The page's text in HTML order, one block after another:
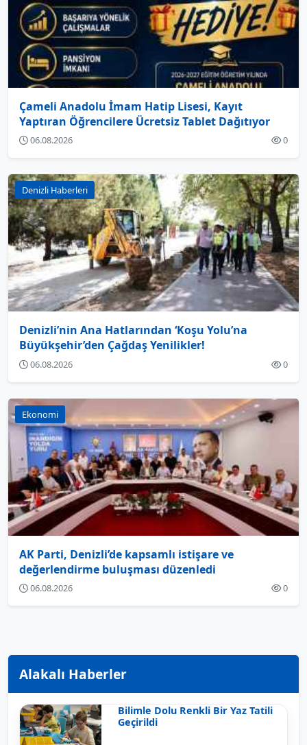
Çameli Anadolu İmam Hatip Lisesi, Kayıt
Yaptıran Öğrencilere Ücretsiz Tablet Dağıtıyor
06.08.2026 0
Denizli Haberleri
Denizli’nin Ana Hatlarından ‘Koşu Yolu’na
Büyükşehir’den Çağdaş Yenilikler!
06.08.2026 0
Ekonomi
AK Parti, Denizli’de kapsamlı istişare ve
değerlendirme buluşması düzenledi
06.08.2026 0
Alakalı Haberler
Bilimle Dolu Renkli Bir Yaz Tatili
Geçirildi